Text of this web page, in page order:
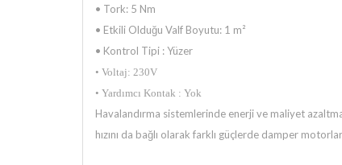
• Tork: 5 Nm
• Etkili Olduğu Valf Boyutu: 1 m²
• Kontrol Tipi : Yüzer
• Voltaj: 230V
• Yardımcı Kontak : Yok
Havalandırma sistemlerinde enerji ve maliyet
hızını da bağlı olarak farklı güçlerde damper